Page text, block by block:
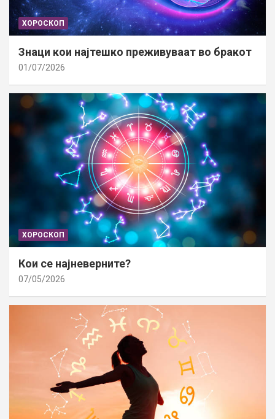
ХОРОСКОП
Знаци кои најтешко преживуваат во бракот
01/07/2026
ХОРОСКОП
Кои се најневерните?
07/05/2026